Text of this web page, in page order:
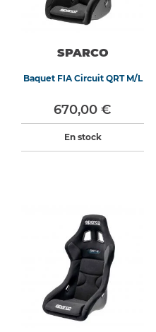
SPARCO
Baquet FIA Circuit QRT M/L
670,00 €
En stock